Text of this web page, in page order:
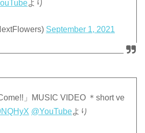
より
September 1, 2021
」MUSIC VIDEO ＊short ve
@YouTubeより